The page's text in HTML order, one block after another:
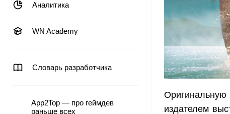
Аналитика
WN Academy
Словарь разработчика
App2Top — про геймдев
раньше всех
Оригинальную
издателем